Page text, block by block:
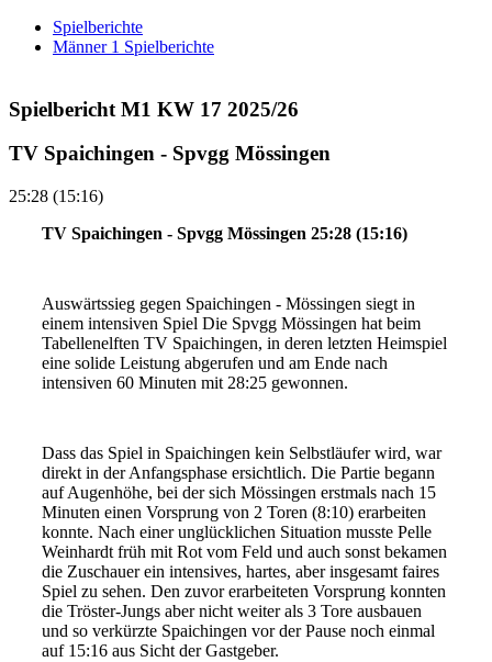
Spielberichte
Männer 1 Spielberichte
Spielbericht M1 KW 17 2025/26
TV Spaichingen - Spvgg Mössingen
25:28 (15:16)
TV Spaichingen - Spvgg Mössingen 25:28 (15:16)
Auswärtssieg gegen Spaichingen - Mössingen siegt in
einem intensiven Spiel Die Spvgg Mössingen hat beim
Tabellenelften TV Spaichingen, in deren letzten Heimspiel
eine solide Leistung abgerufen und am Ende nach
intensiven 60 Minuten mit 28:25 gewonnen.
Dass das Spiel in Spaichingen kein Selbstläufer wird, war
direkt in der Anfangsphase ersichtlich. Die Partie begann
auf Augenhöhe, bei der sich Mössingen erstmals nach 15
Minuten einen Vorsprung von 2 Toren (8:10) erarbeiten
konnte. Nach einer unglücklichen Situation musste Pelle
Weinhardt früh mit Rot vom Feld und auch sonst bekamen
die Zuschauer ein intensives, hartes, aber insgesamt faires
Spiel zu sehen. Den zuvor erarbeiteten Vorsprung konnten
die Tröster-Jungs aber nicht weiter als 3 Tore ausbauen
und so verkürzte Spaichingen vor der Pause noch einmal
auf 15:16 aus Sicht der Gastgeber.